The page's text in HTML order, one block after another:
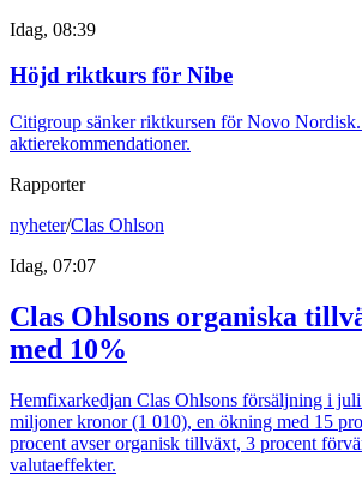
Idag, 08:39
Höjd riktkurs för Nibe
Citigroup sänker riktkursen för Novo Nordisk.
aktierekommendationer.
Rapporter
nyheter/Clas Ohlson
Idag, 07:07
Clas Ohlsons organiska
med 10%
Hemfixarkedjan Clas Ohlsons försäljning i
miljoner kronor (1 010), en ökning med 15
procent avser organisk tillväxt, 3 procent
valutaeffekter.